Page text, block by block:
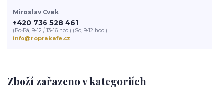
Zboží zařazeno v kategoriích
Miroslav Cvek
+420 736 528 461
(Po-Pá, 9-12 / 13-16 hod.) (So, 9-12 hod.)
info@roprakafe.cz